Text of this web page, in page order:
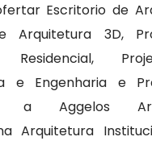
Escritorio de
Arquitetura 3D,
Residencial,
e Engenharia e
a Aggelos
Arquitetura